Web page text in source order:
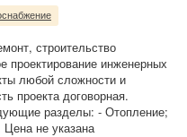
строительство
проектирование инженерных
любой сложности и
проекта договорная.
разделы: - Отопление;
не указана